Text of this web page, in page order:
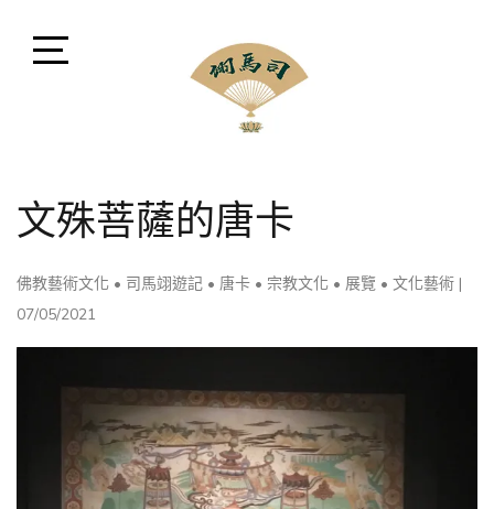
名、擇日、占卜等領域，擅長將晦澀難懂之中華古文化
以現代方式講解。
文殊菩薩的唐卡
佛教藝術文化 • 司馬翊遊記 • 唐卡 • 宗教文化 • 展覽 • 文化藝術 |
07/05/2021